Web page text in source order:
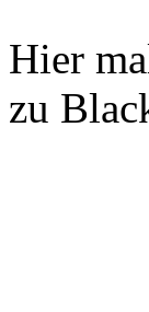
Hier
zu